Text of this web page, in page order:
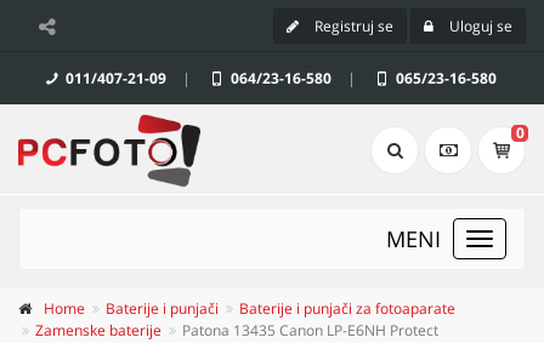
Registruj se Uloguj se
011/407-21-09 | 064/23-16-580 | 065/23-16-580
0
Toggle
MENI
Home Baterije i punjači
Baterije i punjači za fotoaparate
Zamenske baterije
Patona 13435 Canon LP-E6NH Protect